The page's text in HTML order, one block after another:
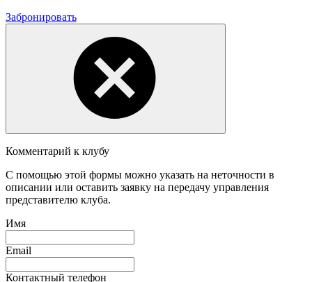
Забронировать
Комментарий к клубу
С помощью этой формы можно указать на неточности в
описании или оставить заявку на передачу управления
представителю клуба.
Имя
Email
Контактный телефон